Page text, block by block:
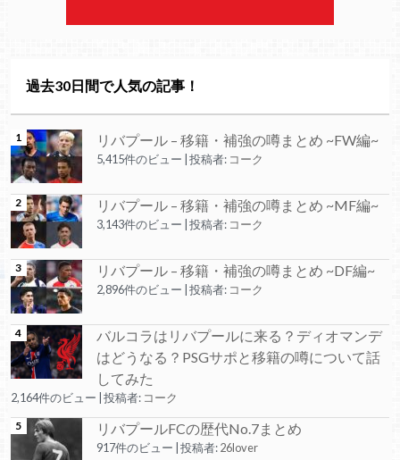
過去30日間で人気の記事！
リバプール – 移籍・補強の噂まとめ ~FW編~
5,415件のビュー 投稿者: コーク
リバプール – 移籍・補強の噂まとめ ~MF編~
3,143件のビュー 投稿者: コーク
リバプール – 移籍・補強の噂まとめ ~DF編~
2,896件のビュー 投稿者: コーク
バルコラはリバプールに来る？ディオマンデ
はどうなる？PSGサポと移籍の噂について話
してみた
2,164件のビュー 投稿者: コーク
リバプールFCの歴代No.7まとめ
917件のビュー 投稿者:26lover